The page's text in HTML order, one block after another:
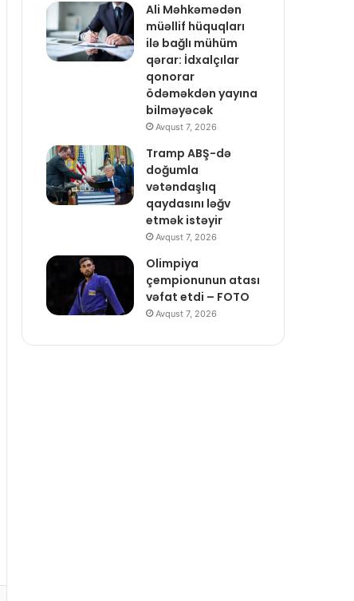
Ali Məhkəmədən
müəllif hüquqları
ilə bağlı mühüm
qərar: İdxalçılar
qonorar
ödəməkdən yayına
bilməyəcək
Avqust 7, 2026
Tramp ABŞ-də
doğumla
vətəndaşlıq
qaydasını ləğv
etmək istəyir
Avqust 7, 2026
Olimpiya
çempionunun atası
vəfat etdi – FOTO
Avqust 7, 2026